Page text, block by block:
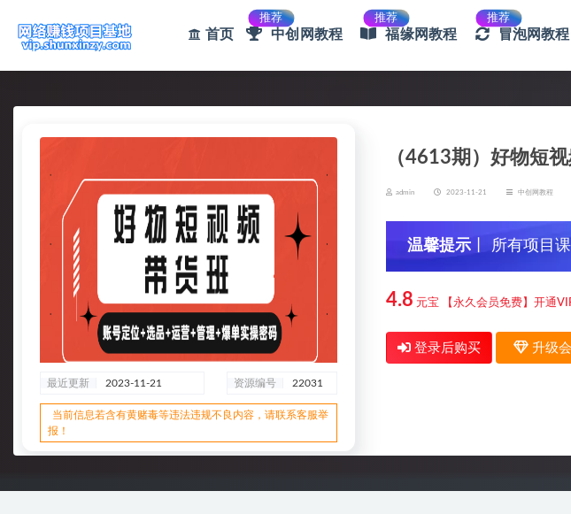
首页
推荐
中创网教程
推荐
福缘网教程
推荐
冒泡网教
最近更新 2023-11-21 资源编号 22031
当前信息若含有黄赌毒等违法违规不良内容，请联系客服举
报！
（4613期）好物短
admin 2023-11-21 中创网教程
温馨提示 丨 所有项目
信，谨防上当受骗！
4.8 元宝 【永久会员免费】开通
登录后购买 升级